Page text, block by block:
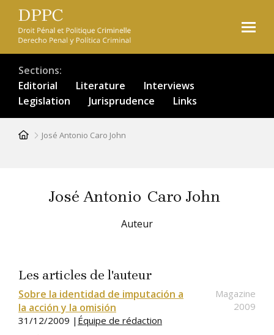
Skip
main
content
Sections
Editorial
Literature
Interviews
Legislation
Jurisprudence Links
Breadcrumb
José Antonio Caro John
José Antonio Caro John
Auteur
Les articles de l'auteur
Sobre la identidad de imputación a
la acción y la omisión
31/12/2009 | Équipe de rédaction
Magazine
2009